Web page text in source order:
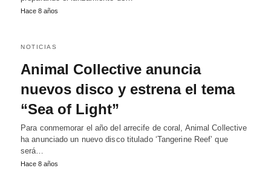
Hace 8 años
NOTICIAS
Animal Collective anuncia
nuevos disco y estrena el tema
“Sea of Light”
Para conmemorar el año del arrecife de coral, Animal Collective
ha anunciado un nuevo disco titulado ‘Tangerine Reef’ que
será…
Hace 8 años